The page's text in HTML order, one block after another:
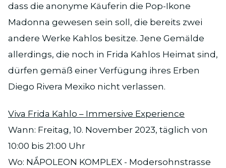
dass die anonyme Käuferin die Pop-Ikone
Madonna gewesen sein soll, die bereits zwei
andere Werke Kahlos besitze. Jene Gemälde
allerdings, die noch in Frida Kahlos Heimat sind,
dürfen gemäß einer Verfügung ihres Erben
Diego Rivera Mexiko nicht verlassen.
Viva Frida Kahlo – Immersive Experience
Wann: Freitag, 10. November 2023, täglich von
10:00 bis 21:00 Uhr
Wo: NǺPOLEON KOMPLEX - Modersohnstrasse